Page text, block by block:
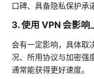
口碑、具备隐私保护承
3. 使用 VPN 会影响
会有一定影响，具体取
况、所用协议与加密强
通常能获得更好速度。